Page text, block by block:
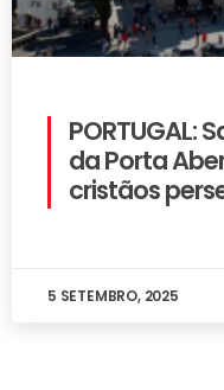
PORTUGAL:
da Porta
cristãos
5 SETEMBRO, 2025